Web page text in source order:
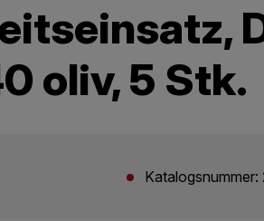
oliv, 5 Stk.
Katalogsnummer: